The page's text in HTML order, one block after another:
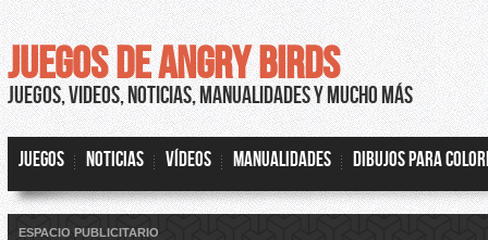
JUEGOS DE ANGRY BIRDS
JUEGOS, VIDEOS, NOTICIAS, MANUALIDADES Y MUCHO MÁS
JUEGOS NOTICIAS VÍDEOS MANUALIDADES DIBUJOS PARA
ESPACIO PUBLICITARIO